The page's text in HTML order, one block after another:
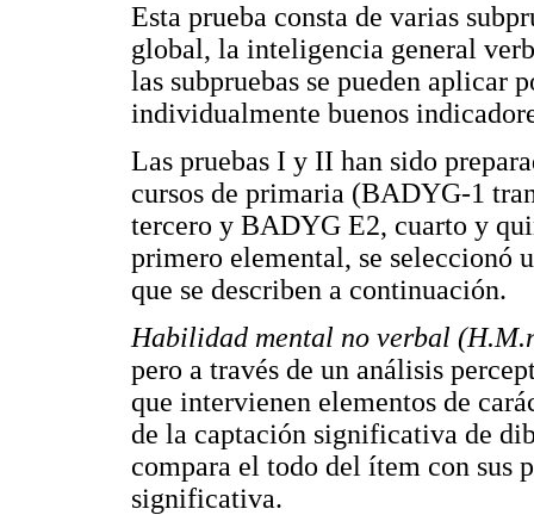
Esta prueba consta de varias
global, la inteligencia general
las subpruebas se pueden aplicar
individualmente buenos
Las pruebas I y II han sido
cursos de primaria (BADYG-1
tercero y BADYG E2, cuarto y
primero elemental, se seleccionó
que se describen a continuación.
Habilidad mental no verbal
pero a través de un análisis
que intervienen elementos de
de la captación significativa de
compara el todo del ítem con sus
significativa.